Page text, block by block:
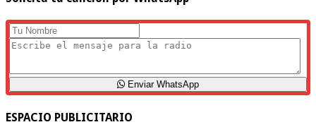
Enviar WhatsApp
ESPACIO PUBLICITARIO